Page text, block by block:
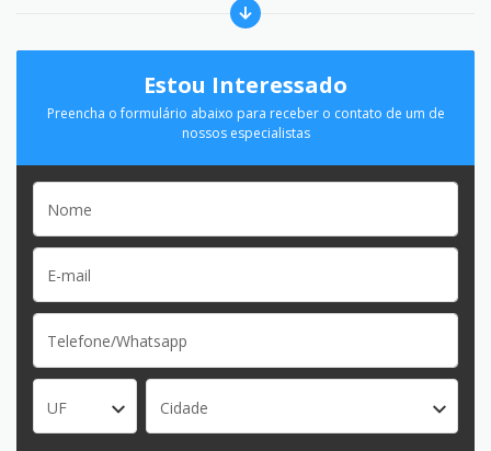
Estou Interessado
Preencha o formulário abaixo para receber o contato de um de
nossos especialistas
UF Cidade